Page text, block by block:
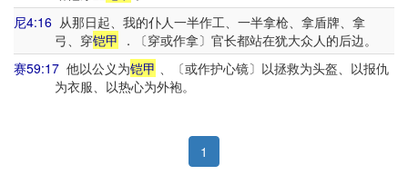
尼4:16 从那日起、我的仆人一半作工、一半拿枪、拿盾牌、拿
弓、穿铠甲 ．〔穿或作拿〕官长都站在犹大众人的后边。
赛59:17 他以公义为铠甲 、〔或作护心镜〕以拯救为头盔、以报仇
为衣服、以热心为外袍。
1